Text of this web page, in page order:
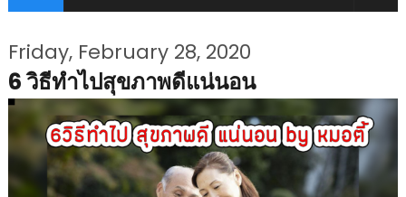
Friday, February 28, 2020
6 วิธีทำไปสุขภาพดีแน่นอน